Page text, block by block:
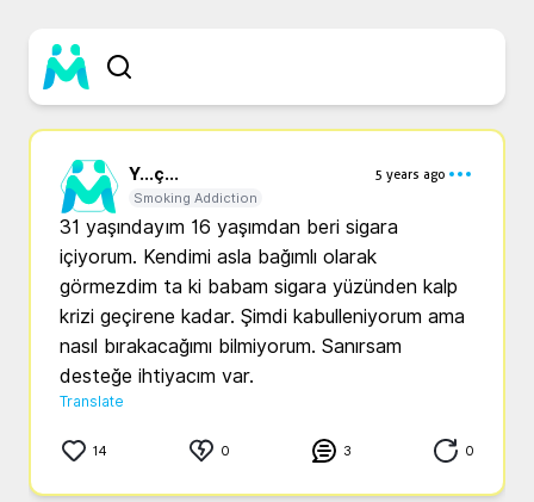
Y...ç...
5 years ago
Smoking Addiction
31 yaşındayım 16 yaşımdan beri sigara
içiyorum. Kendimi asla bağımlı olarak
görmezdim ta ki babam sigara yüzünden kalp
krizi geçirene kadar. Şimdi kabulleniyorum ama
nasıl bırakacağımı bilmiyorum. Sanırsam
desteğe ihtiyacım var.
Translate
14 0 3 0